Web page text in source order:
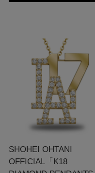
SHOHEI OHTANI
OFFICIAL「K18